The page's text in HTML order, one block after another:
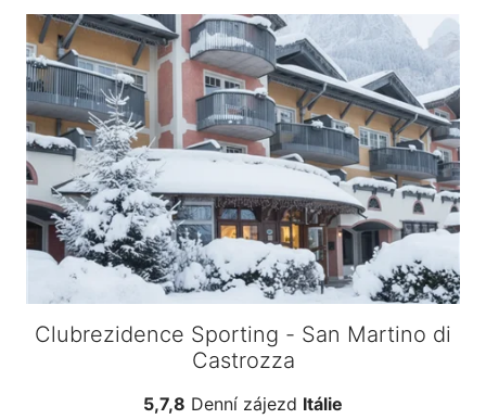
Clubrezidence Sporting - San Martino di
Castrozza
5,7,8 Denní zájezd Itálie